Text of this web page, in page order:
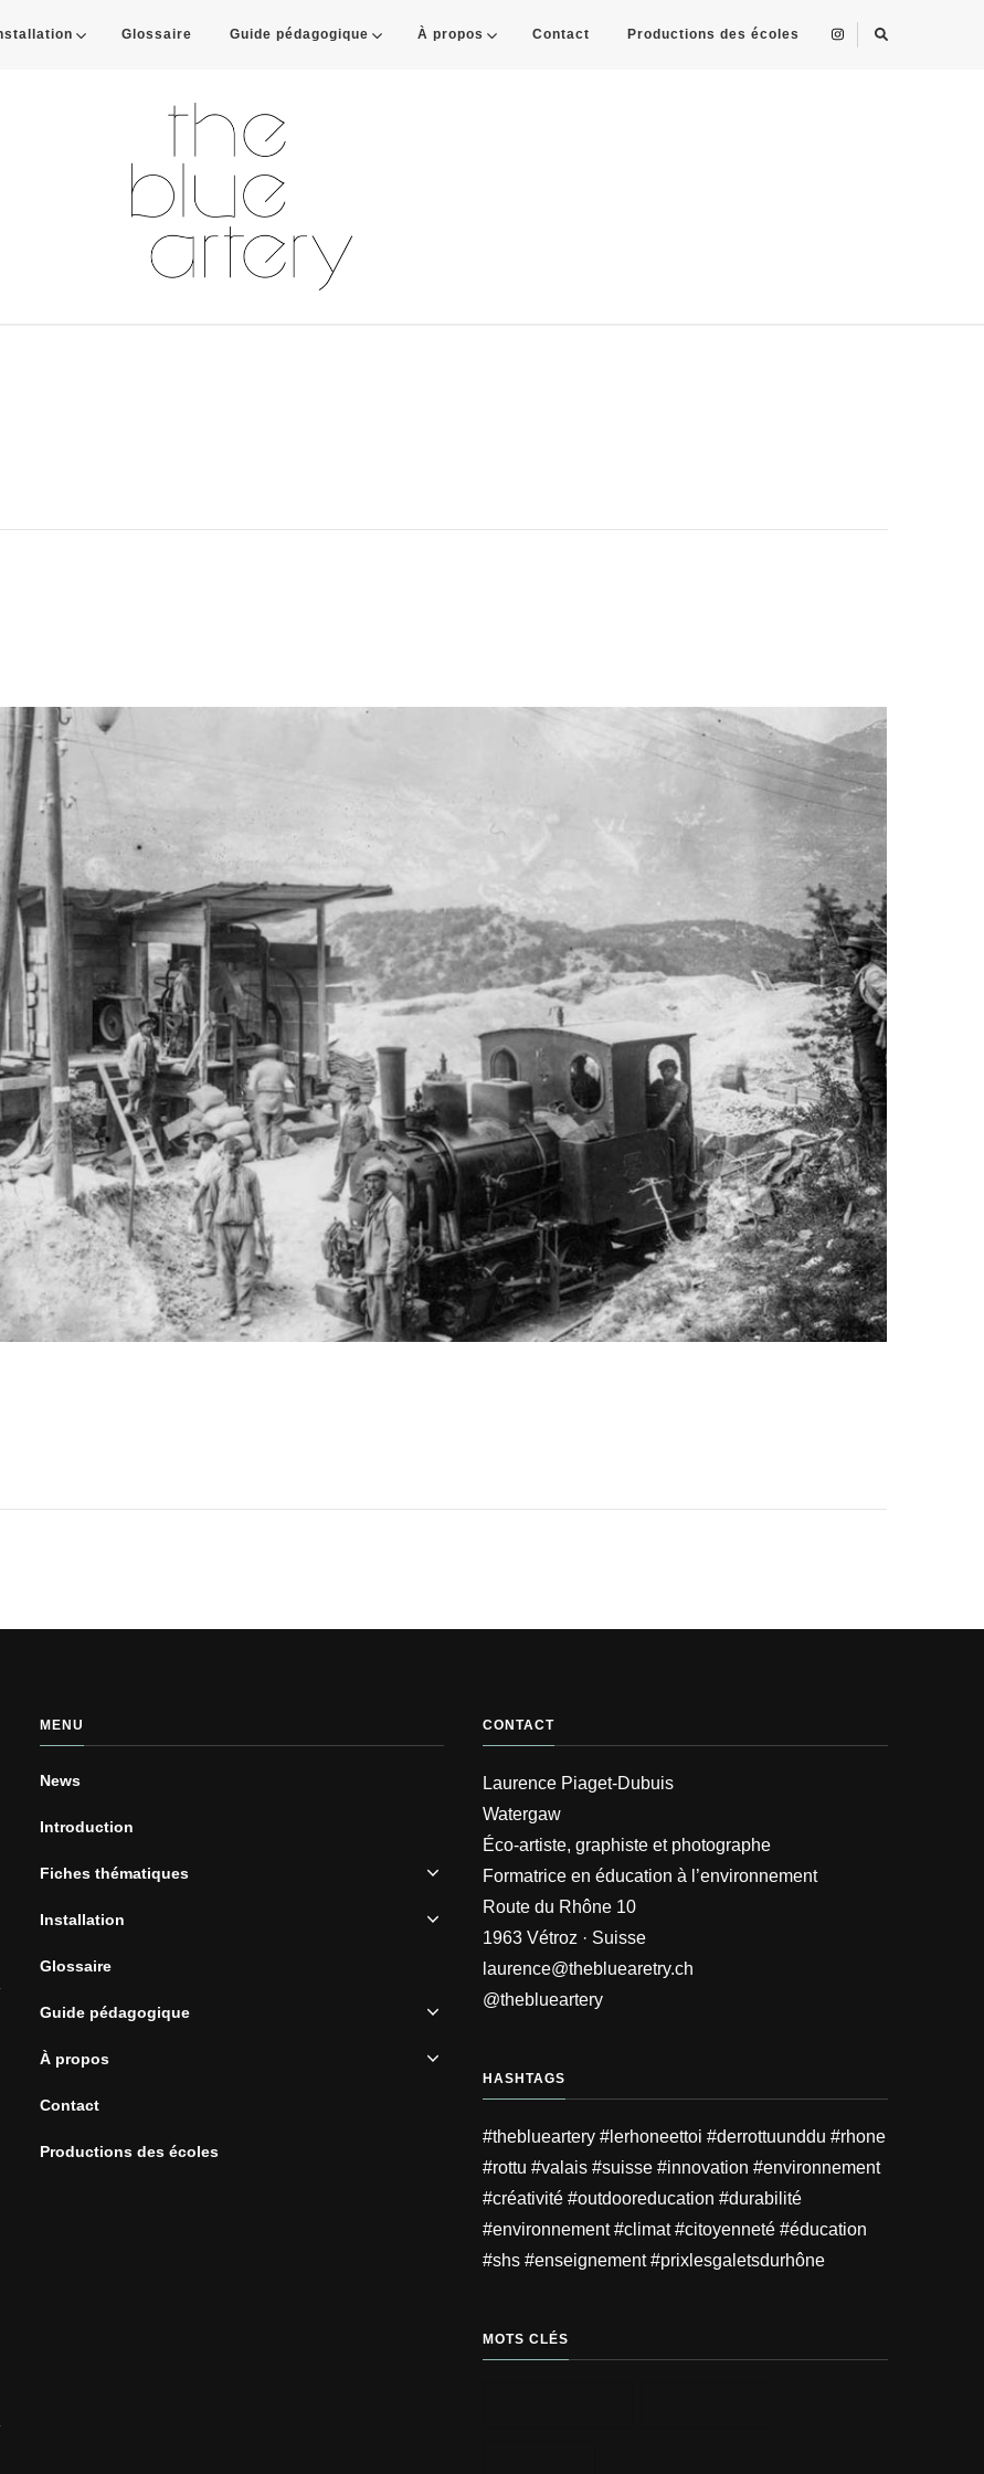
Glossaire Guide pédagogique À propos Contact Productions des écoles
MENU
News
Introduction
Fiches thématiques
Installation
Glossaire
Guide pédagogique
À propos
Contact
Productions des écoles
CONTACT
Laurence Piaget-Dubuis
Watergaw
Éco-artiste, graphiste et photographe
Formatrice en éducation à l’environnement
Route du Rhône 10
1963 Vétroz · Suisse
laurence@thebluearetry.ch
@theblueartery
HASHTAGS
#theblueartery #lerhoneettoi #derrottuunddu #rhone
#rottu #valais #suisse #innovation #environnement
#créativité #outdooreducation #durabilité
#environnement #climat #citoyenneté #éducation
#shs #enseignement #prixlesgaletsdurhône
MOTS CLÉS